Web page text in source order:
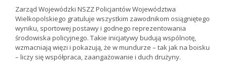
Zarząd Wojewódzki NSZZ Policjantów Województwa
Wielkopolskiego gratuluje wszystkim zawodnikom osiągniętego
wyniku, sportowej postawy i godnego reprezentowania
środowiska policyjnego. Takie inicjatywy budują wspólnotę,
wzmacniają więzi i pokazują, że w mundurze – tak jak na boisku
– liczy się współpraca, zaangażowanie i duch drużyny.